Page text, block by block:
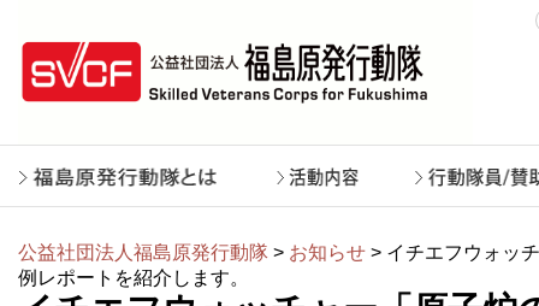
公益社団法人福島原発行動隊 > お知らせ > イチエフウォッ
例レポートを紹介します。